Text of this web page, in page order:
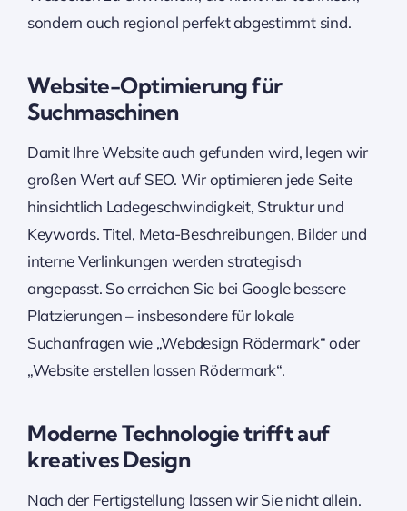
sondern auch regional perfekt abgestimmt sind.
Website-Optimierung für
Suchmaschinen
Damit Ihre Website auch gefunden wird, legen wir
großen Wert auf SEO. Wir optimieren jede Seite
hinsichtlich Ladegeschwindigkeit, Struktur und
Keywords. Titel, Meta-Beschreibungen, Bilder und
interne Verlinkungen werden strategisch
angepasst. So erreichen Sie bei Google bessere
Platzierungen – insbesondere für lokale
Suchanfragen wie „Webdesign Rödermark“ oder
„Website erstellen lassen Rödermark“.
Moderne Technologie trifft auf
kreatives Design
Nach der Fertigstellung lassen wir Sie nicht allein.